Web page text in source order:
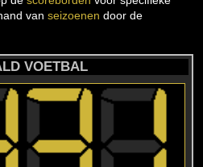
van seizoenen door de
VOETBAL